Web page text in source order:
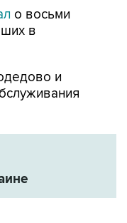
о восьми
в
и